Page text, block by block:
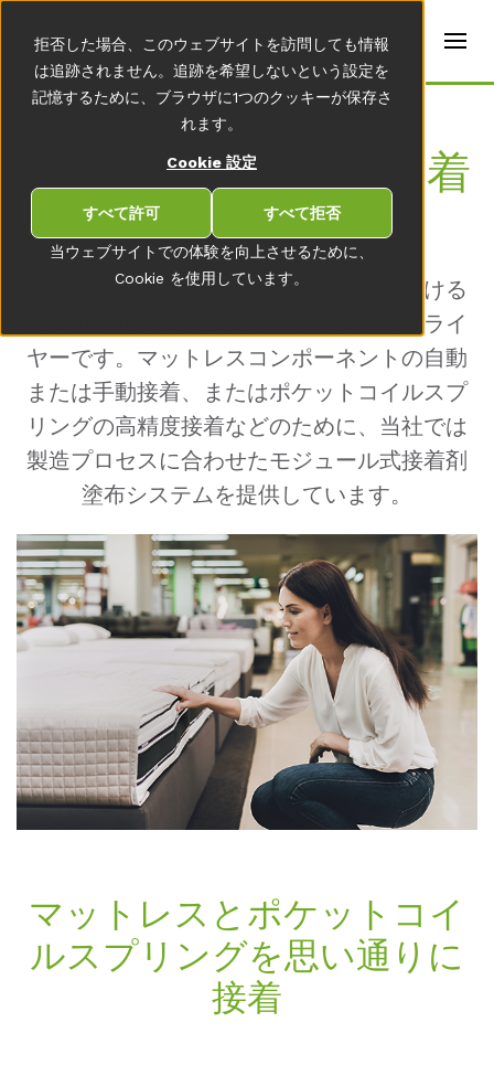
当ウェブサイトでの体験を向上させるために、
Cookie を使用しています。
拒否した場合、このウェブサイトを訪問しても情報
は追跡されません。追跡を希望しないという設定を
記憶するために、ブラウザに1つのクッキーが保存さ
れます。
Cookie 設定
すべて許可 すべて拒否
t
r
s
E
s
h
)
マットレス生産用接着
剤塗布システム
ロバテックはマットレス生産の分野における
接着剤塗布システムのリーディングサプライ
ヤーです。マットレスコンポーネントの自動
または手動接着、またはポケットコイルスプ
リングの高精度接着などのために、当社では
製造プロセスに合わせたモジュール式接着剤
塗布システムを提供しています。
マットレスとポケットコイ
ルスプリングを思い通りに
接着